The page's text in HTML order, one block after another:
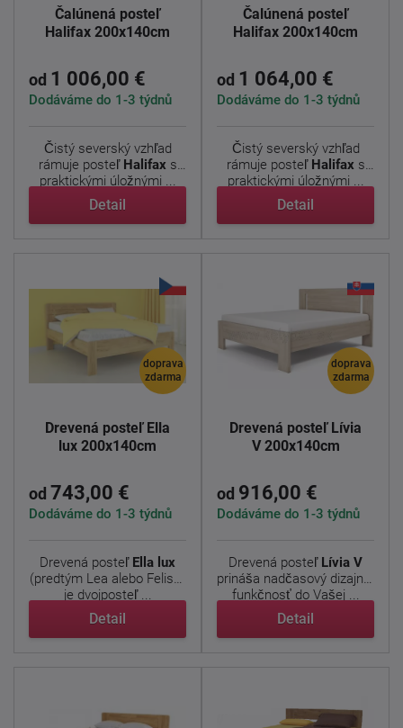
Čalúnená posteľ
Halifax 200x140cm
od 1 006,00 €
Dodáváme do 1-3 týdnů
Čistý severský vzhľad
rámuje posteľ Halifaxs
praktickými úložnými ...
Detail
Čalúnená posteľ
Halifax 200x140cm
od 1 064,00 €
Dodáváme do 1-3 týdnů
Čistý severský vzhľad
rámuje posteľ Halifaxs
praktickými úložnými ...
Detail
doprava
zdarma
Drevená posteľ Ella
lux 200x140cm
od 743,00 €
Dodáváme do 1-3 týdnů
Drevená posteľ Ella lux
(predtým Lea alebo Felisa)
je dvojposteľ ...
Detail
doprava
zdarma
Drevená posteľ Lívia
V 200x140cm
od 916,00 €
Dodáváme do 1-3 týdnů
Drevená posteľ Lívia V
prináša nadčasový dizajn a
funkčnosť do Vašej ...
Detail